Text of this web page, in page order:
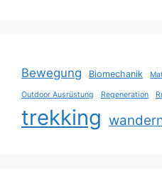
Bewegung Biomechanik
Outdoor Ausrüstung Regeneration
trekking